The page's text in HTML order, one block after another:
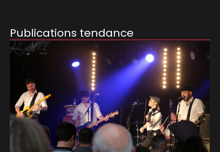
Publications tendance